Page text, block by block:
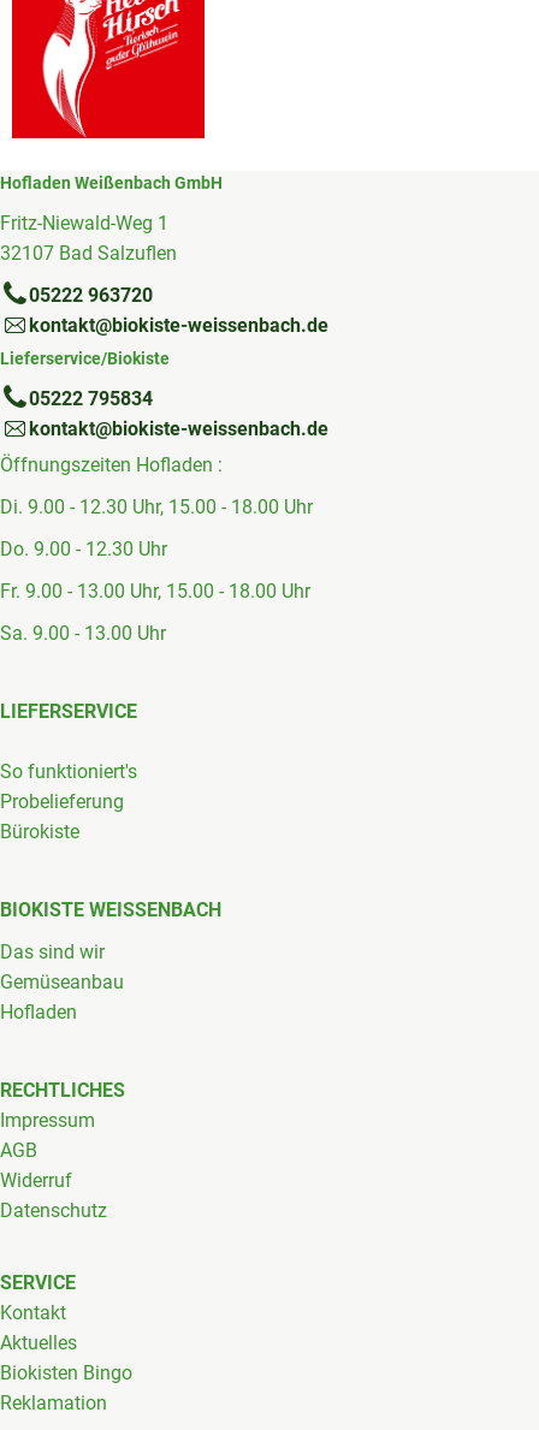
Hofladen Weißenbach GmbH
Fritz-Niewald-Weg 1
32107 Bad Salzuflen
05222 963720
kontakt@biokiste-weissenbach.de
Lieferservice/Biokiste
05222 795834
kontakt@biokiste-weissenbach.de
Öffnungszeiten Hofladen :
Di. 9.00 - 12.30 Uhr, 15.00 - 18.00 Uhr
Do. 9.00 - 12.30 Uhr
Fr. 9.00 - 13.00 Uhr, 15.00 - 18.00 Uhr
Sa. 9.00 - 13.00 Uhr
LIEFERSERVICE
So funktioniert's
Probelieferung
Bürokiste
BIOKISTE WEISSENBACH
Das sind wir
Gemüseanbau
Hofladen
RECHTLICHES
Impressum
AGB
Widerruf
Datenschutz
SERVICE
Kontakt
Aktuelles
Biokisten Bingo
Reklamation